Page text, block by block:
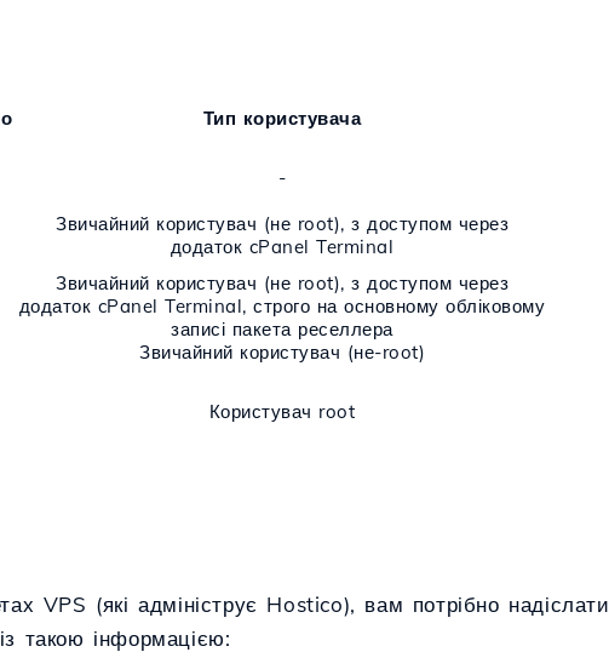
Тип користувача
-
Звичайний користувач (не root), з доступом через
додаток cPanel Terminal
Звичайний користувач (не root), з доступом через
додаток cPanel Terminal, строго на основному обліковому
записі пакета реселлера
Звичайний користувач (не-root)
Користувач root
VPS (які адмініструє Hostico), вам потрібно надіслати
із такою інформацією: